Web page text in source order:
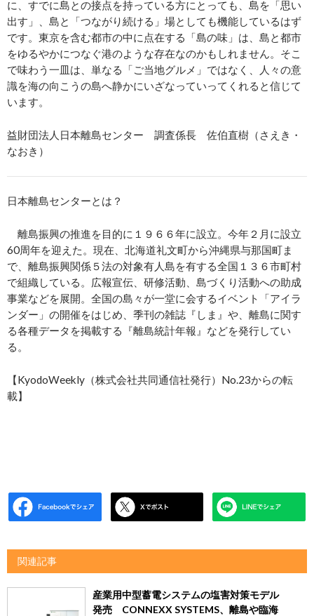
に、すでに島との接点を持っている方にとっても、島を「思い
出す」、島と「つながり続ける」場としても機能しているはず
です。東京を含む都市の中に点在する「島の味」は、島と都市
をゆるやかにつなぐ港のような存在なのかもしれません。そこ
で味わう一皿は、単なる「ご当地グルメ」ではなく、人々の意
識を海の向こうの島へ静かにいざなっていってくれると信じて
います。
益財団法人日本離島センター 調査係長 佐伯直樹（さえき・
なおき）
日本離島センターとは？
離島振興の推進を目的に１９６６年に設立。今年２月に設立
60周年を迎えた。現在、北海道礼文町から沖縄県与那国町ま
で、離島振興関係５法の対象有人島を有する全国１３６市町村
で組織している。広報宣伝、研修活動、島づくり活動への助成
事業などを展開。全国の島々が一堂に会するイベント「アイラ
ンダー」の開催をはじめ、季刊の雑誌『しま』や、離島に関す
る各種データを掲載する『離島統計年報』などを発行してい
る。
【KyodoWeekly（株式会社共同通信社発行）No.23からの転
載】
関連記事
産業用中型蓄電システムの塩害対策モデル
発売 CONNEXX SYSTEMS、離島や臨海